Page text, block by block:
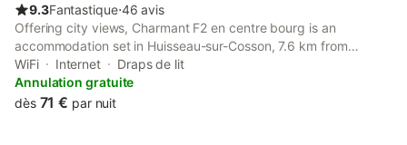
9.3Fantastique⋅46 avis
Offering city views, Charmant F2 en centre bourg is an
accommodation set in Huisseau-sur-Cosson, 7.6 km from
Chateau de Villesavin and 13 km from Cathedral of St. Louis of
Blois.
WiFi Internet
Draps de lit
Annulation gratuite
dès 71 € par nuit